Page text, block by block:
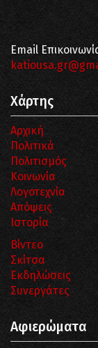
Email
Χάρτης
Αρχική
Πολιτικά
Πολιτισμός
Κοινωνία
Λογοτεχνία
Απόψεις
Ιστορία
Βίντεο
Σκίτσα
Εκδηλώσεις
Συνεργάτες
Αφιερώματα